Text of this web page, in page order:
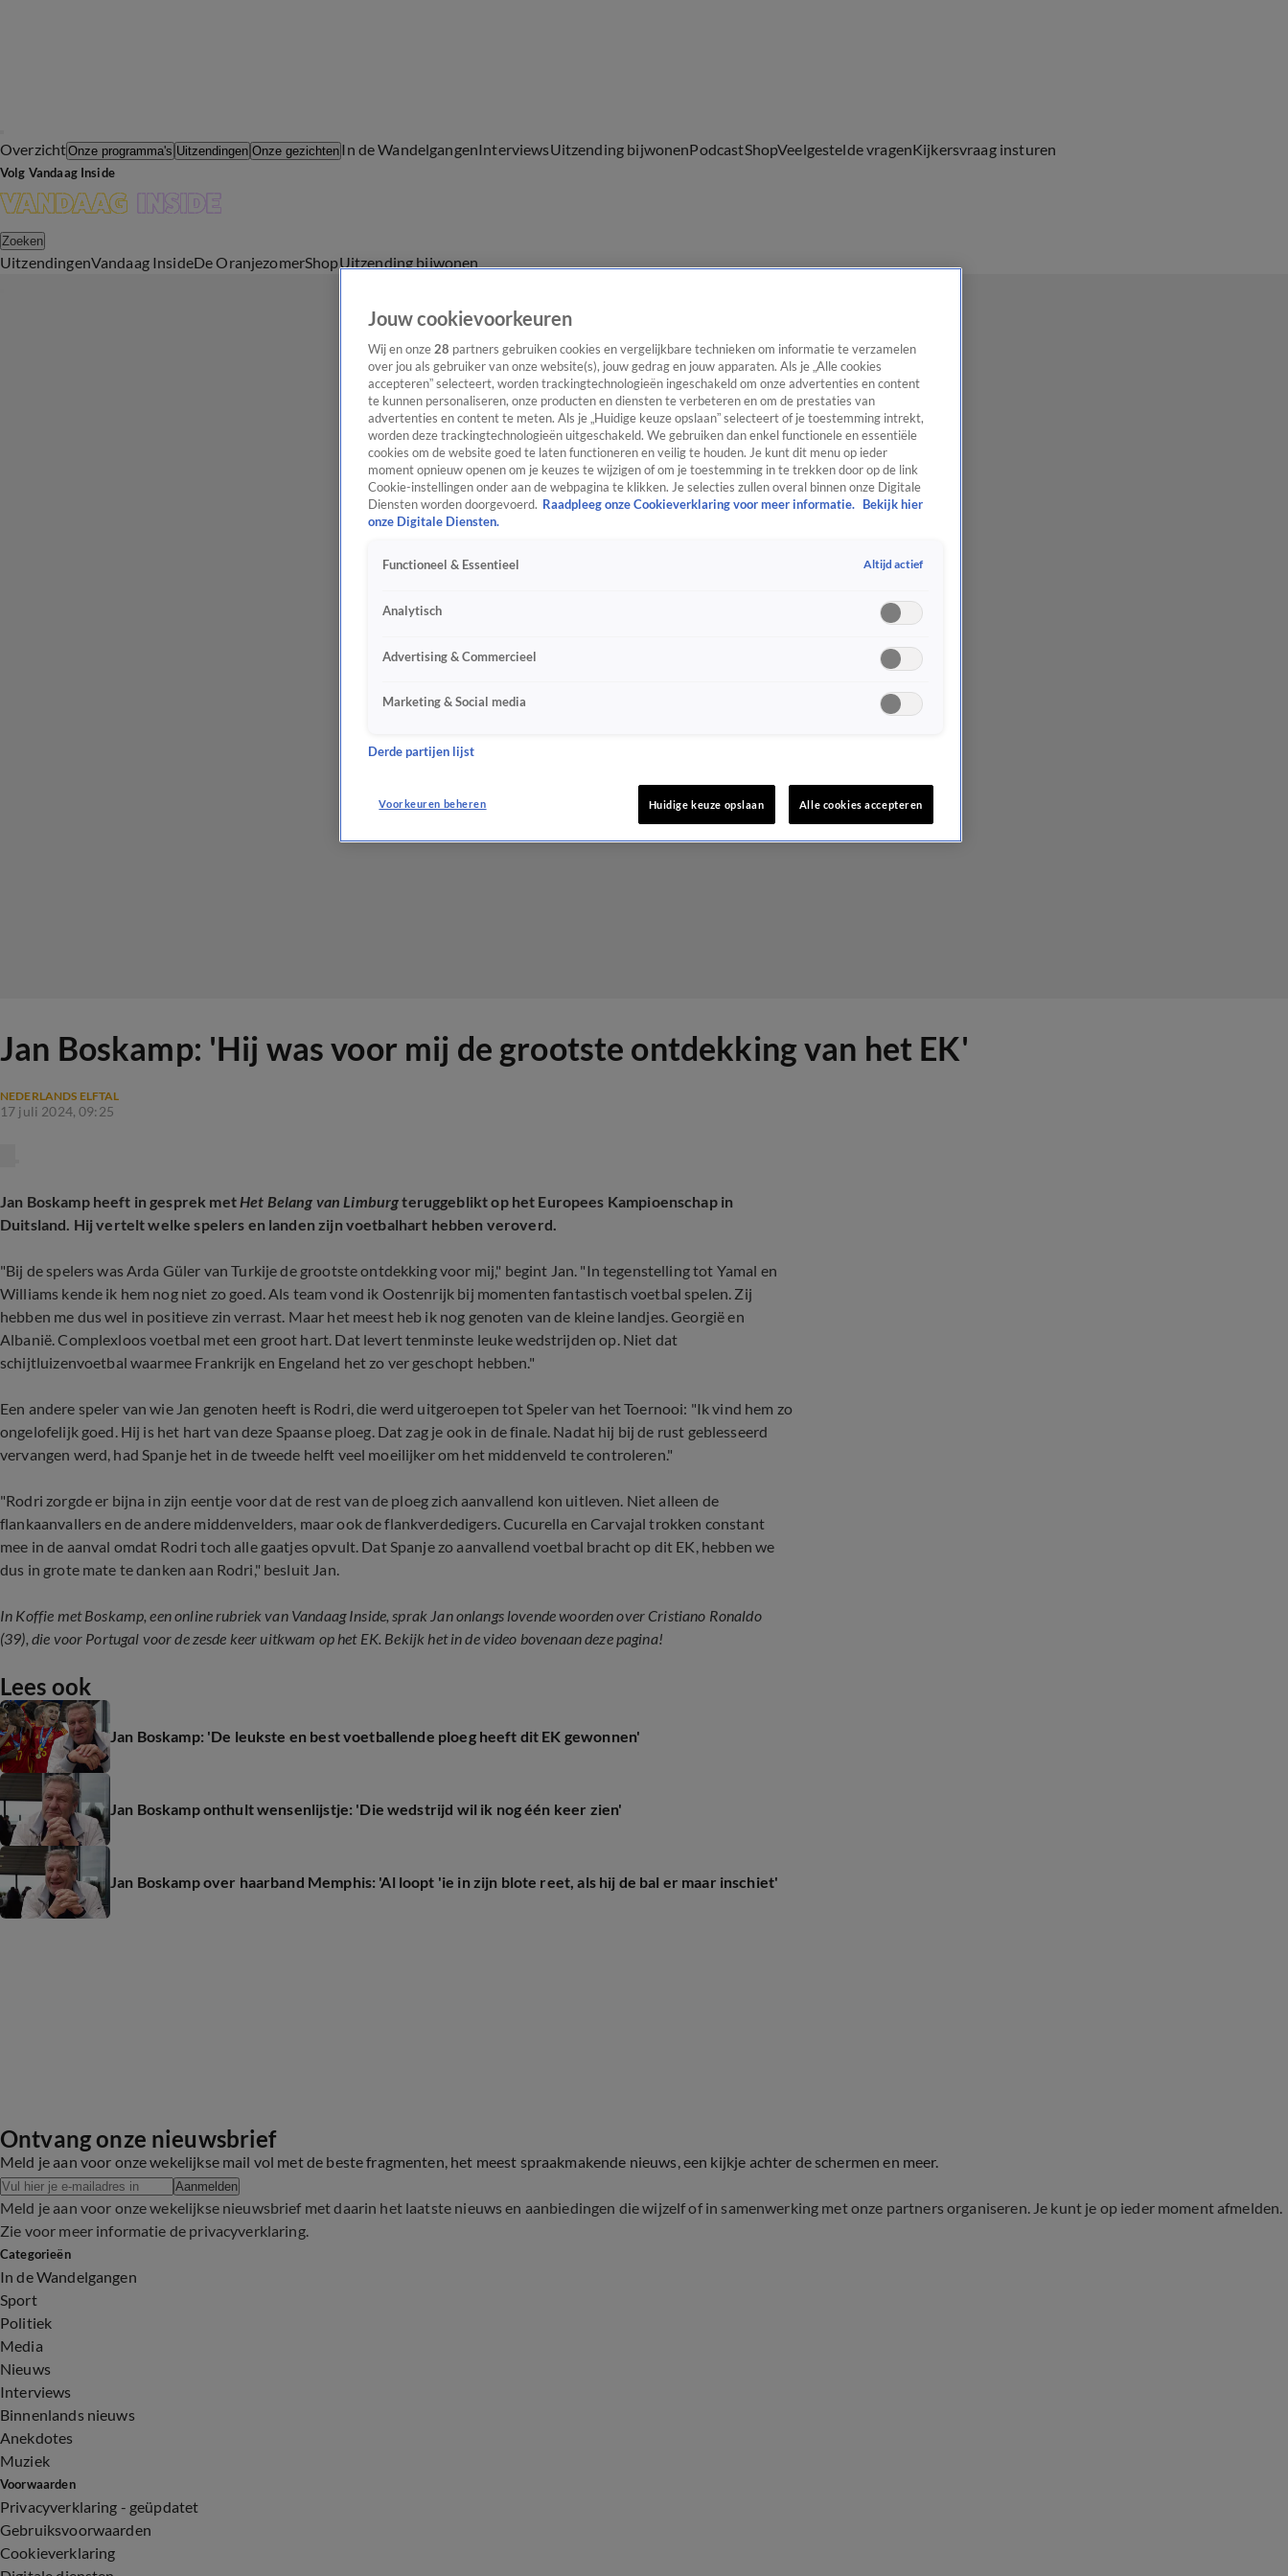
OverzichtOnze programma's Uitzendingen Onze gezichten In de WandelgangenInterviewsUitzending bijwonenPodcastShopVeelgestelde vragenKijkersvraag insturen
Volg Vandaag Inside
Zoeken
UitzendingenVandaag InsideDe OranjezomerShopUitzending bijwonen
Jan Boskamp: 'Hij was voor mij de grootste ontdekking van het EK'
NEDERLANDS ELFTAL
17 juli 2024, 09:25
Jan Boskamp heeft in gesprek metHet Belang van Limburgteruggeblikt op het Europees Kampioenschap in
Duitsland. Hij vertelt welke spelers en landen zijn voetbalhart hebben veroverd.
"Bij de spelers was Arda Güler van Turkije de grootste ontdekking voor mij," begint Jan. "In tegenstelling tot Yamal en
Williams kende ik hem nog niet zo goed. Als team vond ik Oostenrijk bij momenten fantastisch voetbal spelen. Zij
hebben me dus wel in positieve zin verrast. Maar het meest heb ik nog genoten van de kleine landjes. Georgië en
Albanië. Complexloos voetbal met een groot hart. Dat levert tenminste leuke wedstrijden op. Niet dat
schijtluizenvoetbal waarmee Frankrijk en Engeland het zo ver geschopt hebben."
Een andere speler van wie Jan genoten heeft is Rodri, die werd uitgeroepen tot Speler van het Toernooi: "Ik vind hem zo
ongelofelijk goed. Hij is het hart van deze Spaanse ploeg. Dat zag je ook in de finale. Nadat hij bij de rust geblesseerd
vervangen werd, had Spanje het in de tweede helft veel moeilijker om het middenveld te controleren."
"Rodri zorgde er bijna in zijn eentje voor dat de rest van de ploeg zich aanvallend kon uitleven. Niet alleen de
flankaanvallers en de andere middenvelders, maar ook de flankverdedigers. Cucurella en Carvajal trokken constant
mee in de aanval omdat Rodri toch alle gaatjes opvult. Dat Spanje zo aanvallend voetbal bracht op dit EK, hebben we
dus in grote mate te danken aan Rodri," besluit Jan.
In Koffie met Boskamp, een online rubriek van Vandaag Inside, sprak Jan onlangs lovende woorden over Cristiano Ronaldo
(39), die voor Portugal voor de zesde keer uitkwam op het EK. Bekijk het in de video bovenaan deze pagina!
Lees ook
Jan Boskamp: 'De leukste en best voetballende ploeg heeft dit EK gewonnen'
Jan Boskamp onthult wensenlijstje: 'Die wedstrijd wil ik nog één keer zien'
Jan Boskamp over haarband Memphis: 'Al loopt 'ie in zijn blote reet, als hij de bal er maar inschiet'
Ontvang onze nieuwsbrief
Meld je aan voor onze wekelijkse mail vol met de beste fragmenten, het meest spraakmakende nieuws, een kijkje achter de schermen en meer.
Aanmelden
Meld je aan voor onze wekelijkse nieuwsbrief met daarin het laatste nieuws en aanbiedingen die wijzelf of in samenwerking met onze partners organiseren. Je kunt je op ieder moment afmelden.
Zie voor meer informatie de privacyverklaring.
Categorieën
In de Wandelgangen
Sport
Politiek
Media
Nieuws
Interviews
Binnenlands nieuws
Anekdotes
Muziek
Voorwaarden
Privacyverklaring - geüpdatet
Gebruiksvoorwaarden
Cookieverklaring
Jouw cookievoorkeuren
Wij en onze 28 partners gebruiken cookies en vergelijkbare technieken om informatie te verzamelen
over jou als gebruiker van onze website(s), jouw gedrag en jouw apparaten. Als je „Alle cookies
accepteren” selecteert, worden trackingtechnologieën ingeschakeld om onze advertenties en content
te kunnen personaliseren, onze producten en diensten te verbeteren en om de prestaties van
advertenties en content te meten. Als je „Huidige keuze opslaan” selecteert of je toestemming intrekt,
worden deze trackingtechnologieën uitgeschakeld. We gebruiken dan enkel functionele en essentiële
cookies om de website goed te laten functioneren en veilig te houden. Je kunt dit menu op ieder
moment opnieuw openen om je keuzes te wijzigen of om je toestemming in te trekken door op de link
Cookie-instellingen onder aan de webpagina te klikken. Je selecties zullen overal binnen onze Digitale
Diensten worden doorgevoerd. Raadpleeg onze Cookieverklaring voor meer informatie.
Bekijk hier
onze Digitale Diensten.
Functioneel & Essentieel Altijd actief
Analytisch
Advertising & Commercieel
Marketing & Social media
Derde partijen lijst
Voorkeuren beheren Huidige keuze opslaan Alle cookies accepteren